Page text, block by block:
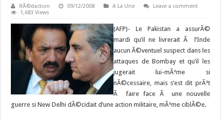
RÃ©daction 09/12/2008 A La Une
Leave a comment
1,683 Views
(AFP)- Le Pakistan a assurÃ©
mardi qu’il ne livrerait Ã l’Inde
aucun Ã©ventuel suspect dans les
attaques de Bombay et qu’il les
jugerait lui-mÃªme si
nÃ©cessaire, mais s’est dit prÃªt
Ã faire face Ã une nouvelle
guerre si New Delhi dÃ©cidait d’une action militaire, mÃªme ciblÃ©e.